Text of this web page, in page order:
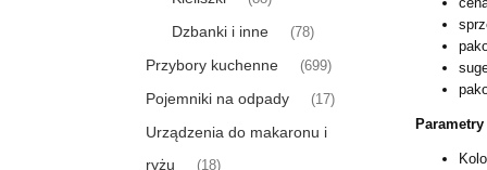
Dzbanki i inne (78)
Przybory kuchenne (699)
Pojemniki na odpady (17)
Urządzenia do makaronu i
ryżu
(18)